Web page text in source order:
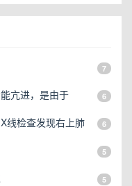
7
亢进，是由于 6
线检查发现右上肺
6
5
5